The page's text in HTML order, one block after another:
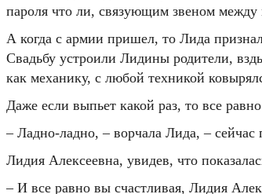
пароля что ли, связующим звеном между
А когда с армии пришел, то Лида
Свадьбу устроили Лидины родители,
как механику, с любой техникой
Даже если выпьет какой раз, то все
– Ладно-ладно, – ворчала Лида, –
Лидия Алексеевна, увидев, что
– И все равно вы счастливая, Лидия